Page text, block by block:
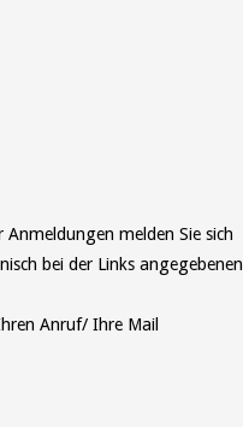
Anmeldungen melden Sie sich
bei der Links angegebenen
Anruf/ Ihre Mail